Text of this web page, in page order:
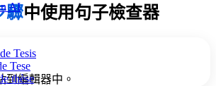
AI
Tesis
Tese
thèse
驟中使用句子檢查器
到編輯器中。